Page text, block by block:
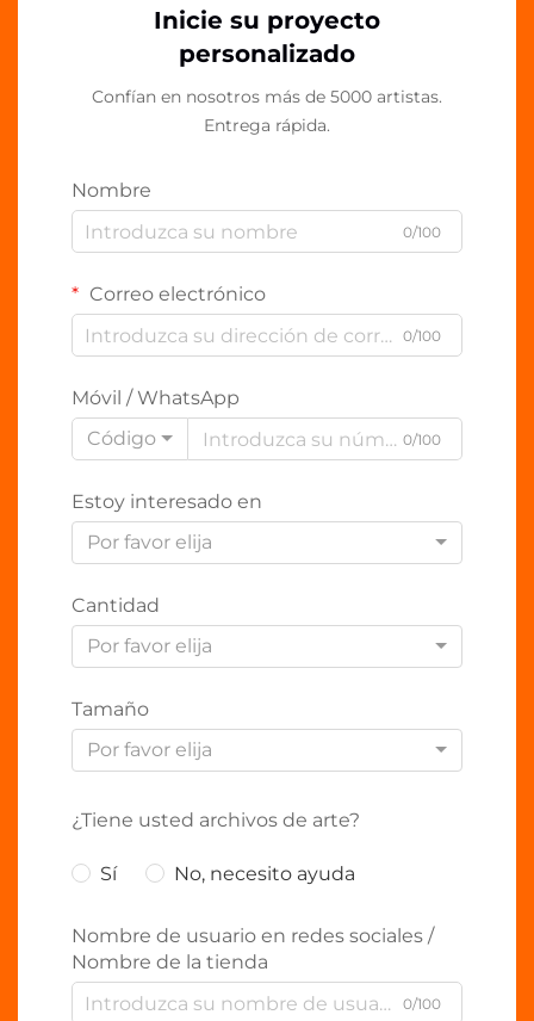
Inicie su proyecto
personalizado
Confían en nosotros más de 5000 artistas.
Entrega rápida.
Nombre
0/100
Correo electrónico
0/100
Móvil / WhatsApp
Código
0/100
Estoy interesado en
Por favor elija
Cantidad
Por favor elija
Tamaño
Por favor elija
¿Tiene usted archivos de arte?
Sí No, necesito ayuda
Nombre de usuario en redes sociales /
Nombre de la tienda
0/100